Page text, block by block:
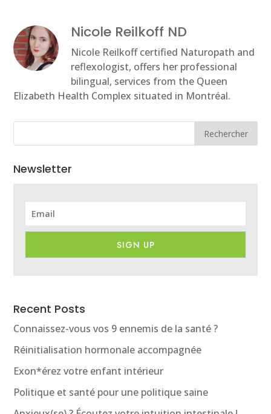
Nicole Reilkoff ND
Nicole Reilkoff certified Naturopath and
reflexologist, offers her professional
bilingual, services from the Queen
Elizabeth Health Complex situated in Montréal.
Rechercher
Newsletter
SIGN UP
Recent Posts
Connaissez-vous vos 9 ennemis de la santé ?
Réinitialisation hormonale accompagnée
Exon*érez votre enfant intérieur
Politique et santé pour une politique saine